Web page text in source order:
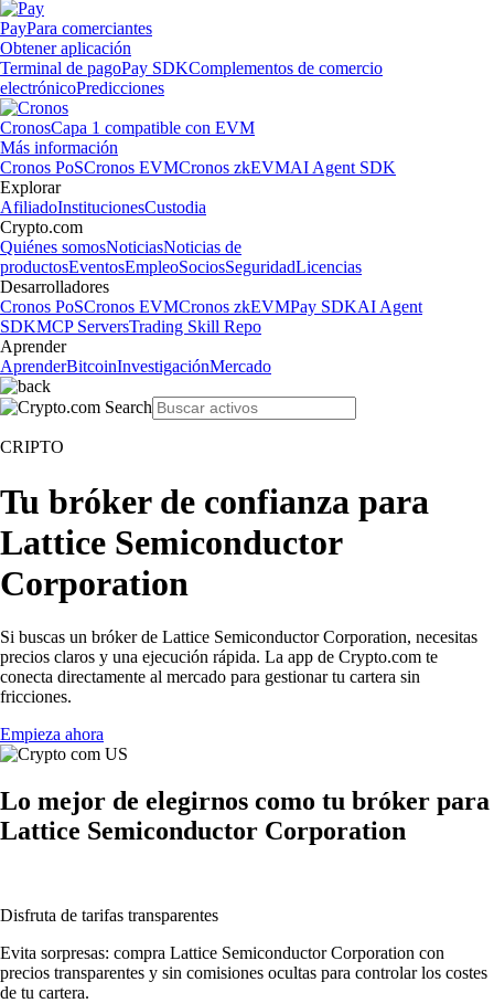
PayPara comerciantes
Obtener aplicación
Terminal de pagoPay SDKComplementos de comercio
electrónicoPredicciones
CronosCapa 1 compatible con EVM
Más información
Cronos PoSCronos EVMCronos zkEVMAI Agent SDK
Explorar
AfiliadoInstitucionesCustodia
Crypto.com
Quiénes somosNoticiasNoticias de
productosEventosEmpleoSociosSeguridadLicencias
Desarrolladores
Cronos PoSCronos EVMCronos zkEVMPay SDKAI Agent
SDKMCP ServersTrading Skill Repo
Aprender
AprenderBitcoinInvestigaciónMercado
CRIPTO
Tu bróker de confianza para
Lattice Semiconductor
Corporation
Si buscas un bróker de Lattice Semiconductor Corporation, necesitas
precios claros y una ejecución rápida. La app de Crypto.com te
conecta directamente al mercado para gestionar tu cartera sin
fricciones.
Empieza ahora
Lo mejor de elegirnos como tu bróker para
Lattice Semiconductor Corporation
Disfruta de tarifas transparentes
Evita sorpresas: compra Lattice Semiconductor Corporation con
precios transparentes y sin comisiones ocultas para controlar los costes
de tu cartera.